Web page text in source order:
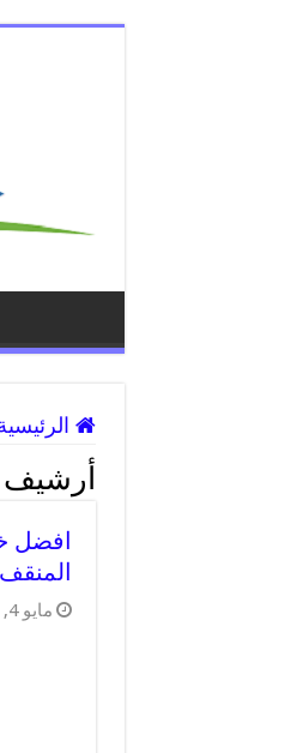
أرشيف
المنقف
مايو 4, 2020